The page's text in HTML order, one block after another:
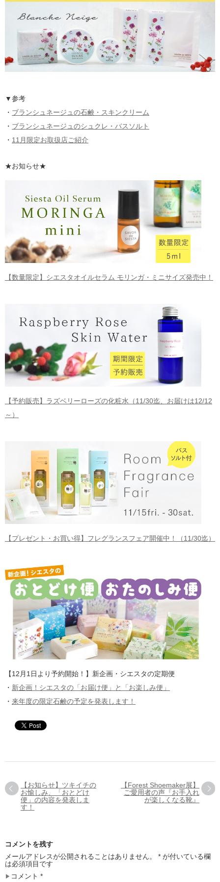
▼参考
・ ブランシュネージュの石鹸・スキンクリーム
・ ブランシュネージュのシュクレ・バスソルト
・ 11月限定お取扱店ご紹介
★お知らせ★
【数量限定】シエスタオイルセラム モリンガ・ミニサイズ発売中！
【予約販売】ラズベリーローズの化粧水（11/30迄、お届けは12/12
～）
【プレゼント・お買い得】フレグランスフェア開催中！（11/30迄）
【12月1日より予約開始！】新企画・シエスタの定期便
・ 新企画！シエスタの「お届け便」と「お楽しみ便」
・ 来年度の限定石鹸の予定を発表します！
【お知らせ】ツキイチの
お愉しみ、「おとどけ
便」の内容を発表しま
す！
【Forest Shoemaker展】
ご愛用者の声『お手入れ
が楽しくなる靴』
コメントを残す
メールアドレスが公開されることはありません。
* が付いている欄
は必須項目です
コメント *